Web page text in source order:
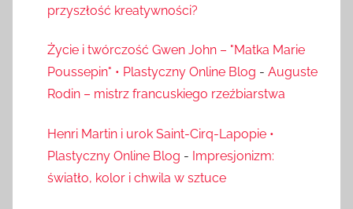
przyszłość kreatywności?
Życie i twórczość Gwen John – "Matka Marie
Poussepin" • Plastyczny Online Blog - Auguste
Rodin – mistrz francuskiego rzeźbiarstwa
Henri Martin i urok Saint-Cirq-Lapopie •
Plastyczny Online Blog - Impresjonizm:
światło, kolor i chwila w sztuce